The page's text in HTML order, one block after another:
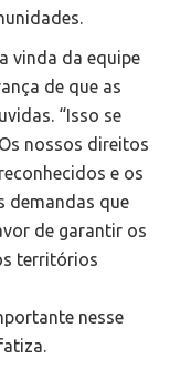
vinda da equipe
de que as
“Isso se
nossos direitos
e os
demandas que
de garantir os
territórios
nesse